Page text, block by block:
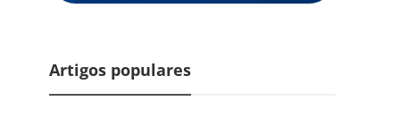
Artigos populares